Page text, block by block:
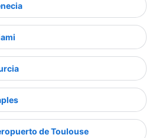
de Toulouse